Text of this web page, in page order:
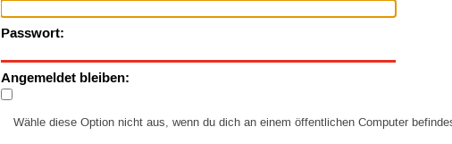
Passwort:
Angemeldet bleiben:
Wähle diese Option nicht aus, wenn du dich an einem öffentlichen Computer